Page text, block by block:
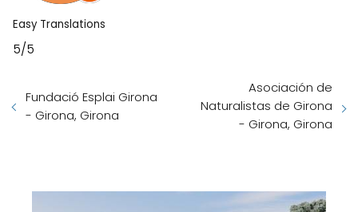
Easy Translations
5/5
Fundació Esplai Girona
- Girona, Girona
Asociación de
Naturalistas de Girona
- Girona, Girona